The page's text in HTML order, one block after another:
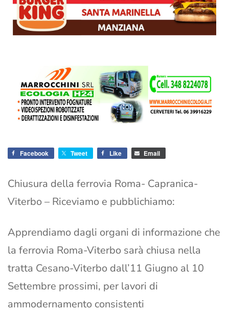
Facebook Tweet Like Email
Chiusura della ferrovia Roma- Capranica-
Viterbo – Riceviamo e pubblichiamo:
Apprendiamo dagli organi di informazione che
la ferrovia Roma-Viterbo sarà chiusa nella
tratta Cesano-Viterbo dall’11 Giugno al 10
Settembre prossimi, per lavori di
ammodernamento consistenti